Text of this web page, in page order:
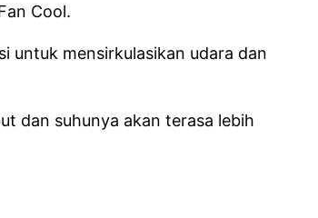
Cool.
untuk mensirkulasikan udara dan
dan suhunya akan terasa lebih